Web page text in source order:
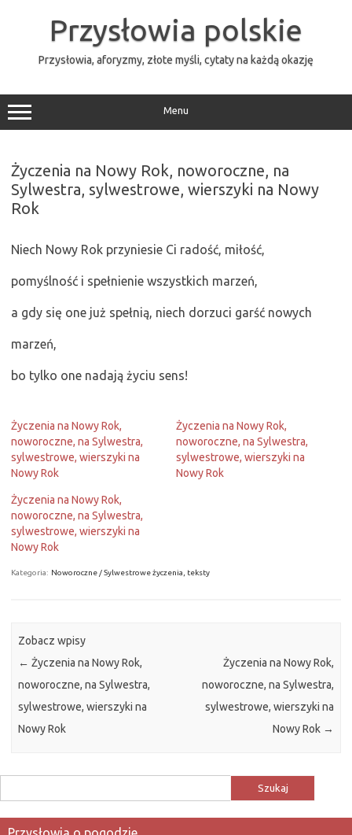
Przysłowia polskie
Przysłowia, aforyzmy, złote myśli, cytaty na każdą okazję
Menu
Życzenia na Nowy Rok, noworoczne, na
Sylwestra, sylwestrowe, wierszyki na Nowy
Rok
Niech Nowy Rok przyniesie Ci radość, miłość,
pomyślność i spełnienie wszystkich marzeń,
a gdy się one już spełnią, niech dorzuci garść nowych
marzeń,
bo tylko one nadają życiu sens!
Życzenia na Nowy Rok,
noworoczne, na Sylwestra,
sylwestrowe, wierszyki na
Nowy Rok
Życzenia na Nowy Rok,
noworoczne, na Sylwestra,
sylwestrowe, wierszyki na
Nowy Rok
Życzenia na Nowy Rok,
noworoczne, na Sylwestra,
sylwestrowe, wierszyki na
Nowy Rok
Kategoria: Noworoczne / Sylwestrowe życzenia, teksty
Zobacz wpisy
← Życzenia na Nowy Rok,
noworoczne, na Sylwestra,
sylwestrowe, wierszyki na
Nowy Rok
Życzenia na Nowy Rok,
noworoczne, na Sylwestra,
sylwestrowe, wierszyki na
Nowy Rok →